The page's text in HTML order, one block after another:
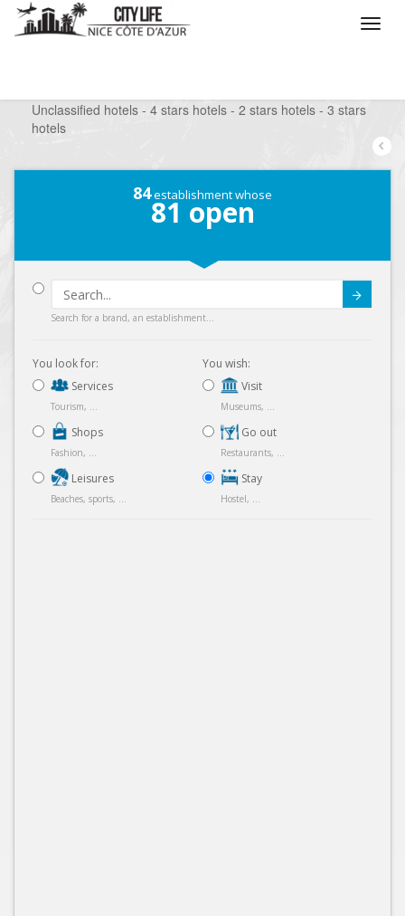
Unclassified hotels - 4 stars hotels - 2 stars hotels - 3 stars
hotels
84establishment whose
81 open
Search for a brand, an establishment...
You look for:
Services
Tourism, ...
Shops
Fashion, ...
Leisures
Beaches, sports, ...
You wish:
Visit
Museums, ...
Go out
Restaurants, ...
Stay
Hostel, ...